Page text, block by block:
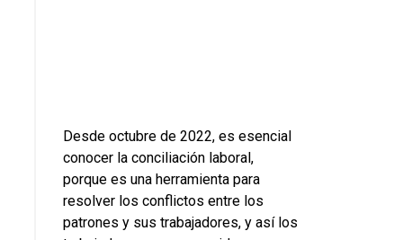
Desde octubre de 2022, es esencial
conocer la conciliación laboral,
porque es una herramienta para
resolver los conflictos entre los
patrones y sus trabajadores, y así los